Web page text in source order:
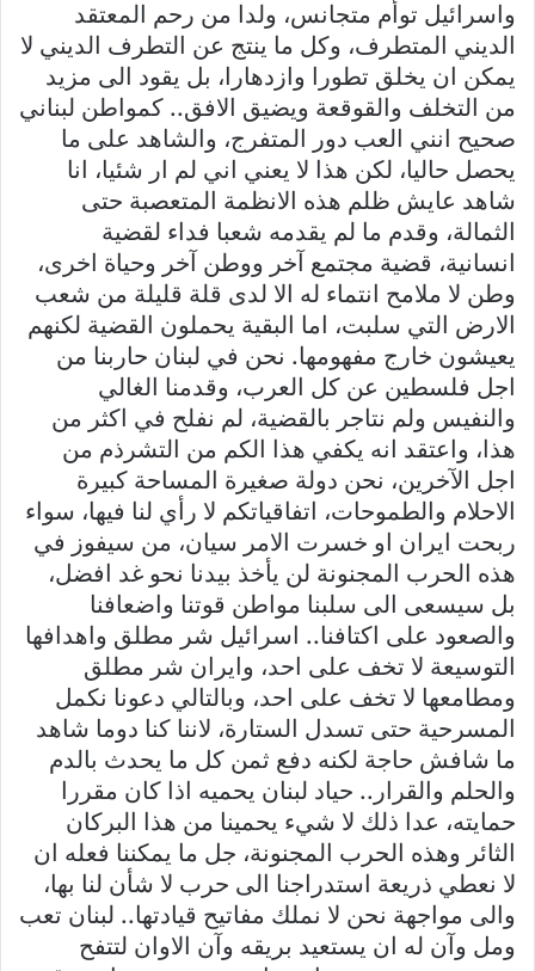
واسرائيل توأم متجانس، ولدا من رحم المعتقد
الديني المتطرف، وكل ما ينتج عن التطرف الديني لا
يمكن ان يخلق تطورا وازدهارا، بل يقود الى مزيد
من التخلف والقوقعة ويضيق الافق.. كمواطن لبناني
صحيح انني العب دور المتفرج، والشاهد على ما
يحصل حاليا، لكن هذا لا يعني اني لم ار شئيا، انا
شاهد عايش ظلم هذه الانظمة المتعصبة حتى
الثمالة، وقدم ما لم يقدمه شعبا فداء لقضية
انسانية، قضية مجتمع آخر ووطن آخر وحياة اخرى،
وطن لا ملامح انتماء له الا لدى قلة قليلة من شعب
الارض التي سلبت، اما البقية يحملون القضية لكنهم
يعيشون خارج مفهومها. نحن في لبنان حاربنا من
اجل فلسطين عن كل العرب، وقدمنا الغالي
والنفيس ولم نتاجر بالقضية، لم نفلح في اكثر من
هذا، واعتقد انه يكفي هذا الكم من التشرذم من
اجل الآخرين، نحن دولة صغيرة المساحة كبيرة
الاحلام والطموحات، اتفاقياتكم لا رأي لنا فيها، سواء
ربحت ايران او خسرت الامر سيان، من سيفوز في
هذه الحرب المجنونة لن يأخذ بيدنا نحو غد افضل،
بل سيسعى الى سلبنا مواطن قوتنا واضعافنا
والصعود على اكتافنا.. اسرائيل شر مطلق واهدافها
التوسيعة لا تخف على احد، وايران شر مطلق
ومطامعها لا تخف على احد، وبالتالي دعونا نكمل
المسرحية حتى تسدل الستارة، لاننا كنا دوما شاهد
ما شافش حاجة لكنه دفع ثمن كل ما يحدث بالدم
والحلم والقرار.. حياد لبنان يحميه اذا كان مقررا
حمايته، عدا ذلك لا شيء يحمينا من هذا البركان
الثائر وهذه الحرب المجنونة، جل ما يمكننا فعله ان
لا نعطي ذريعة استدراجنا الى حرب لا شأن لنا بها،
والى مواجهة نحن لا نملك مفاتيح قيادتها.. لبنان تعب
ومل وآن له ان يستعيد بريقه وآن الاوان لتتفح